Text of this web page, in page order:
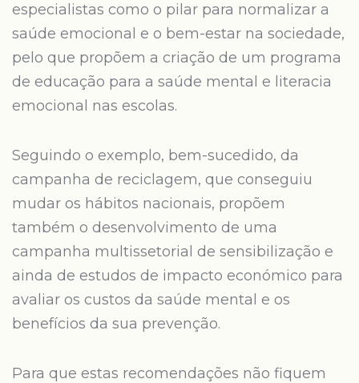
especialistas como o pilar para normalizar a
saúde emocional e o bem-estar na sociedade,
pelo que propõem a criação de um programa
de educação para a saúde mental e literacia
emocional nas escolas.
Seguindo o exemplo, bem-sucedido, da
campanha de reciclagem, que conseguiu
mudar os hábitos nacionais, propõem
também o desenvolvimento de uma
campanha multissetorial de sensibilização e
ainda de estudos de impacto económico para
avaliar os custos da saúde mental e os
benefícios da sua prevenção.
Para que estas recomendações não fiquem